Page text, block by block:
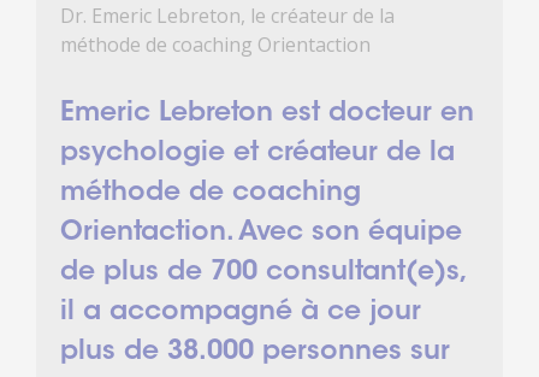
Dr. Emeric Lebreton, le créateur de la
méthode de coaching Orientaction
Emeric Lebreton est docteur en
psychologie et créateur de la
méthode de coaching
Orientaction. Avec son équipe
de plus de 700 consultant(e)s,
il a accompagné à ce jour
plus de 38.000 personnes sur